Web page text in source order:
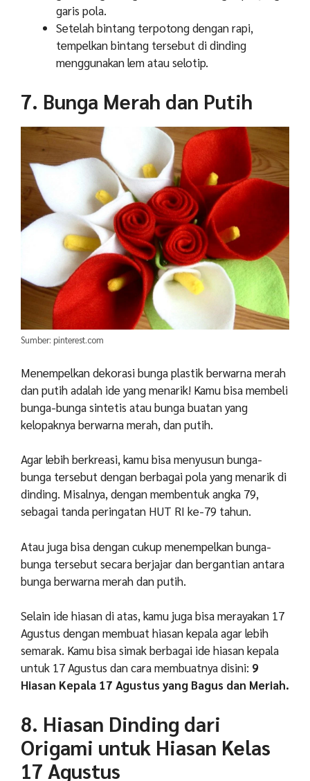
garis pola.
Setelah bintang terpotong dengan rapi,
tempelkan bintang tersebut di dinding
menggunakan lem atau selotip.
7. Bunga Merah dan Putih
Sumber: pinterest.com
Menempelkan dekorasi bunga plastik berwarna merah
dan putih adalah ide yang menarik! Kamu bisa membeli
bunga-bunga sintetis atau bunga buatan yang
kelopaknya berwarna merah, dan putih.
Agar lebih berkreasi, kamu bisa menyusun bunga-
bunga tersebut dengan berbagai pola yang menarik di
dinding. Misalnya, dengan membentuk angka 79,
sebagai tanda peringatan HUT RI ke-79 tahun.
Atau juga bisa dengan cukup menempelkan bunga-
bunga tersebut secara berjajar dan bergantian antara
bunga berwarna merah dan putih.
Selain ide hiasan di atas, kamu juga bisa merayakan 17
Agustus dengan membuat hiasan kepala agar lebih
semarak. Kamu bisa simak berbagai ide hiasan kepala
untuk 17 Agustus dan cara membuatnya disini: 9
Hiasan Kepala 17 Agustus yang Bagus dan Meriah.
8. Hiasan Dinding dari
Origami untuk Hiasan Kelas
17 Agustus